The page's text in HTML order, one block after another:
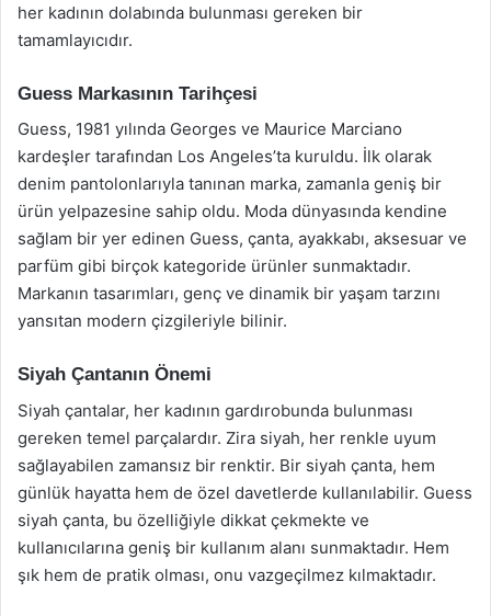
her kadının dolabında bulunması gereken bir
tamamlayıcıdır.
Guess Markasının Tarihçesi
Guess, 1981 yılında Georges ve Maurice Marciano
kardeşler tarafından Los Angeles’ta kuruldu. İlk olarak
denim pantolonlarıyla tanınan marka, zamanla geniş bir
ürün yelpazesine sahip oldu. Moda dünyasında kendine
sağlam bir yer edinen Guess, çanta, ayakkabı, aksesuar ve
parfüm gibi birçok kategoride ürünler sunmaktadır.
Markanın tasarımları, genç ve dinamik bir yaşam tarzını
yansıtan modern çizgileriyle bilinir.
Siyah Çantanın Önemi
Siyah çantalar, her kadının gardırobunda bulunması
gereken temel parçalardır. Zira siyah, her renkle uyum
sağlayabilen zamansız bir renktir. Bir siyah çanta, hem
günlük hayatta hem de özel davetlerde kullanılabilir. Guess
siyah çanta, bu özelliğiyle dikkat çekmekte ve
kullanıcılarına geniş bir kullanım alanı sunmaktadır. Hem
şık hem de pratik olması, onu vazgeçilmez kılmaktadır.